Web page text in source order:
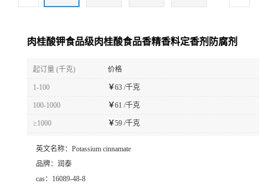
肉桂酸钾食品级肉桂酸食品香精香料定香剂防腐剂
起订量 (千克) 价格
1-100 ￥63 /千克
100-1000 ￥61 /千克
≥1000 ￥59 /千克
英文名称： Potassium cinnamate
品牌： 润泰
cas： 16089-48-8